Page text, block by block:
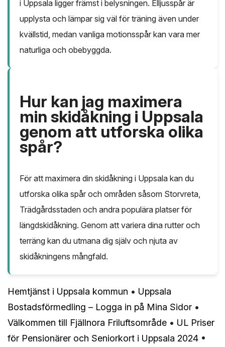
i Uppsala ligger främst i belysningen. Elljusspår är
upplysta och lämpar sig väl för träning även under
kvällstid, medan vanliga motionsspår kan vara mer
naturliga och obebyggda.
Hur kan jag maximera
min skidåkning i Uppsala
genom att utforska olika
spår?
För att maximera din skidåkning i Uppsala kan du
utforska olika spår och områden såsom Storvreta,
Trädgårdsstaden och andra populära platser för
längdskidåkning. Genom att variera dina rutter och
terräng kan du utmana dig själv och njuta av
skidåkningens mångfald.
Hemtjänst i Uppsala kommun • Uppsala
Bostadsförmedling – Logga in på Mina Sidor •
Välkommen till Fjällnora Friluftsområde • UL Priser
för Pensionärer och Seniorkort i Uppsala 2024 •